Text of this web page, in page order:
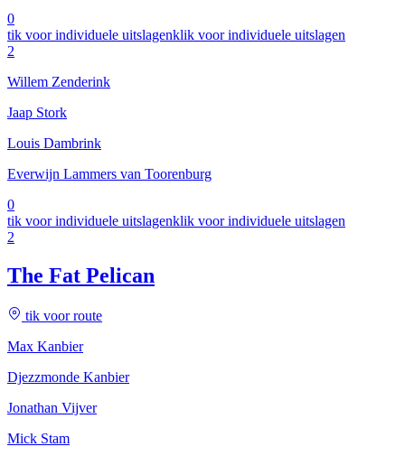
0
tik voor individuele uitslagenklik voor individuele uitslagen
2
Willem Zenderink
Jaap Stork
Louis Dambrink
Everwijn Lammers van Toorenburg
0
tik voor individuele uitslagenklik voor individuele uitslagen
2
The Fat Pelican
tik voor route
Max Kanbier
Djezzmonde Kanbier
Jonathan Vijver
Mick Stam